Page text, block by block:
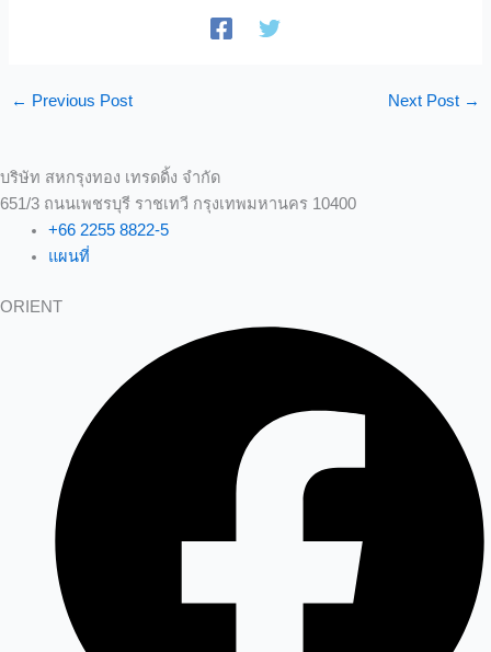
← Previous Post Next Post →
บริษัท สหกรุงทอง เทรดดิ้ง จำกัด
651/3 ถนนเพชรบุรี ราชเทวี กรุงเทพมหานคร 10400
+66 2255 8822-5
แผนที่
ORIENT